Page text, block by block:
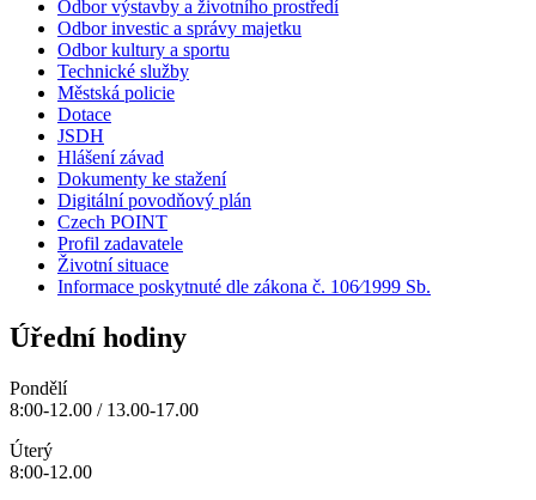
Odbor výstavby a životního prostředí
Odbor investic a správy majetku
Odbor kultury a sportu
Technické služby
Městská policie
Dotace
JSDH
Hlášení závad
Dokumenty ke stažení
Digitální povodňový plán
Czech POINT
Profil zadavatele
Životní situace
Informace poskytnuté dle zákona č. 106⁄1999 Sb.
Úřední hodiny
Pondělí
8:00-12.00 / 13.00-17.00
Úterý
8:00-12.00